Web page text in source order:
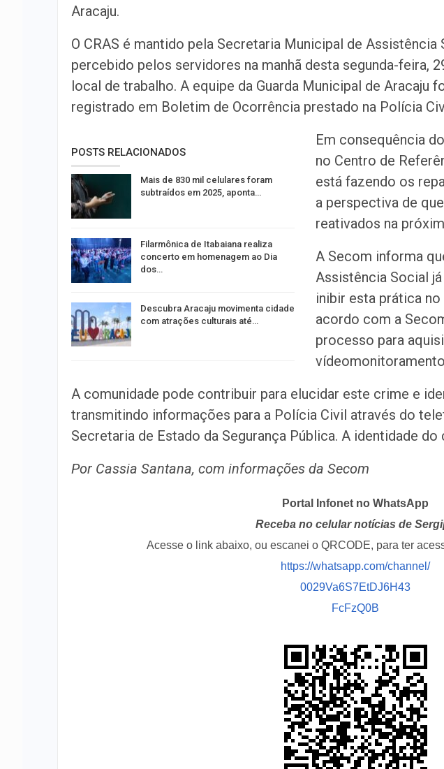
Aracaju.
O CRAS é mantido pela Secretaria Municipal de
percebido pelos servidores na manhã desta segunda-feira,
local de trabalho. A equipe da Guarda Municipal de Aracaju
registrado em Boletim de Ocorrência prestado na Polícia
POSTS RELACIONADOS
Mais de 830 mil celulares foram
subtraídos em 2025, aponta…
Filarmônica de Itabaiana realiza
concerto em homenagem ao Dia
dos…
Descubra Aracaju movimenta cidade
com atrações culturais até…
Em consequência
no Centro de
está fazendo os
a perspectiva de
reativados na
A Secom informa
Assistência Social
inibir esta prática
acordo com a
processo para
A comunidade pode contribuir para elucidar este crime e
transmitindo informações para a Polícia Civil através do
Secretaria de Estado da Segurança Pública. A identidade
Por Cassia Santana, com informações da Secom
Portal Infonet no WhatsApp
Receba no celular notícias de
Acesse o link abaixo, ou escanei o QRCODE, para ter
https://whatsapp.com/channel/
0029Va6S7EtDJ6H43
FcFzQ0B